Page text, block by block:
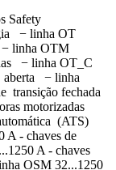
Safety
− linha OT
− linha OTM
− linha OT_C
aberta − linha
transição fechada
motorizadas
(ATS)
- chaves de
A - chaves
OSM 32...1250